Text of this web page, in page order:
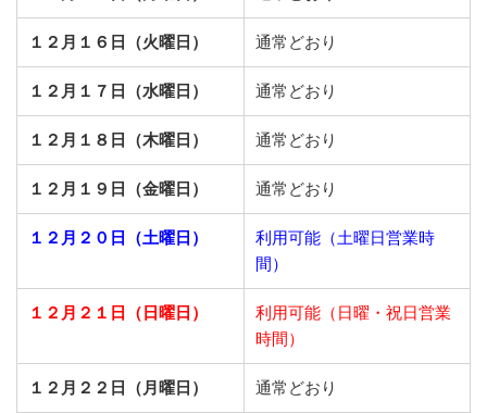
１２月１６日（火曜日） 通常どおり
１２月１７日（水曜日） 通常どおり
１２月１８日（木曜日） 通常どおり
１２月１９日（金曜日） 通常どおり
１２月２０日（土曜日）
利用可能（土曜日営業時
間）
１２月２１日（日曜日）
利用可能（日曜・祝日営業
時間）
１２月２２日（月曜日） 通常どおり